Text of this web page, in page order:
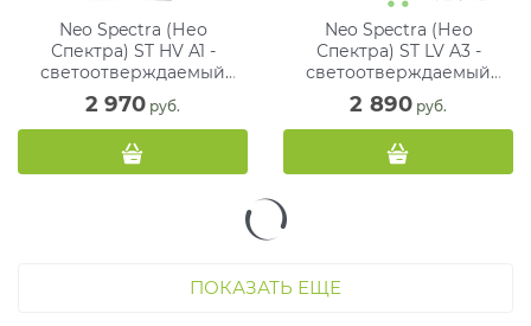
Neo Spectra (Нео
Спектра) ST HV A1 -
светоотверждаемый
композитный материал (3
г)
2 970 руб.
Neo Spectra (Нео
Спектра) ST LV A3 -
светоотверждаемый
композитный материал (3
г)
2 890 руб.
ПОКАЗАТЬ ЕЩЕ